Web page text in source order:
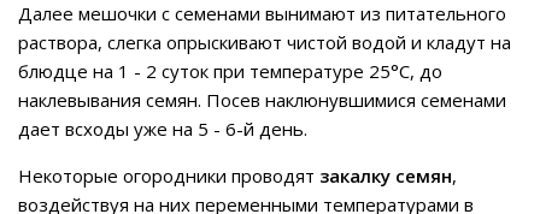
Далее мешочки с семенами вынимают из питательного
раствора, слегка опрыскивают чистой водой и кладут на
блюдце на 1 - 2 суток при температуре 25°С, до
наклевывания семян. Посев наклюнувшимися семенами
дает всходы уже на 5 - 6-й день.
Некоторые огородники проводят закалку семян,
воздействуя на них переменными температурами в